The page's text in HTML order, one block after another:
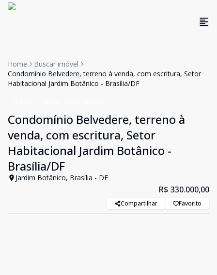
Home
Buscar imóvel
Condomínio Belvedere, terreno à venda, com escritura, Setor
Habitacional Jardim Botânico - Brasília/DF
Condomínio Belvedere, terreno à
venda, com escritura, Setor
Habitacional Jardim Botânico -
Brasília/DF
Jardim Botânico, Brasília - DF
R$ 330.000,00
Compartilhar Favorito